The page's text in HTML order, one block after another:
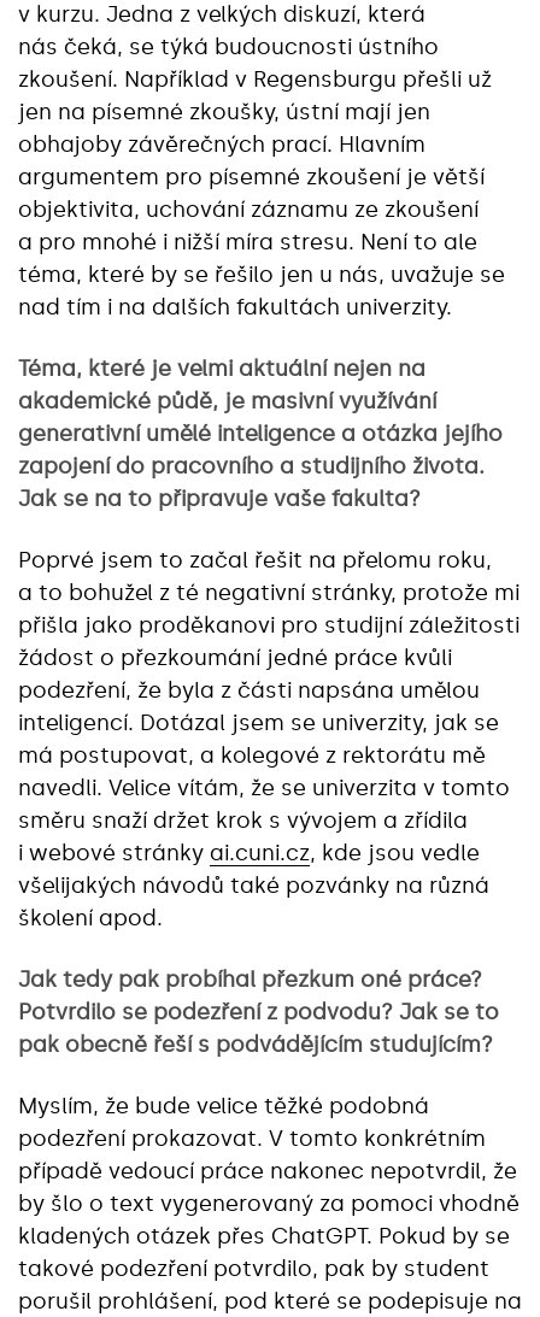
v kurzu. Jedna z velkých diskuzí, která
nás čeká, se týká budoucnosti ústního
zkoušení. Například v Regensburgu přešli už
jen na písemné zkoušky, ústní mají jen
obhajoby závěrečných prací. Hlavním
argumentem pro písemné zkoušení je větší
objektivita, uchování záznamu ze zkoušení
a pro mnohé i nižší míra stresu. Není to ale
téma, které by se řešilo jen u nás, uvažuje se
nad tím i na dalších fakultách univerzity.
Téma, které je velmi aktuální nejen na
akademické půdě, je masivní využívání
generativní umělé inteligence a otázka jejího
zapojení do pracovního a studijního života.
Jak se na to připravuje vaše fakulta?
Poprvé jsem to začal řešit na přelomu roku,
a to bohužel z té negativní stránky, protože mi
přišla jako proděkanovi pro studijní záležitosti
žádost o přezkoumání jedné práce kvůli
podezření, že byla z části napsána umělou
inteligencí. Dotázal jsem se univerzity, jak se
má postupovat, a kolegové z rektorátu mě
navedli. Velice vítám, že se univerzita v tomto
směru snaží držet krok s vývojem a zřídila
i webové stránky ai.cuni.cz, kde jsou vedle
všelijakých návodů také pozvánky na různá
školení apod.
Jak tedy pak probíhal přezkum oné práce?
Potvrdilo se podezření z podvodu? Jak se to
pak obecně řeší s podvádějícím studujícím?
Myslím, že bude velice těžké podobná
podezření prokazovat. V tomto konkrétním
případě vedoucí práce nakonec nepotvrdil, že
by šlo o text vygenerovaný za pomoci vhodně
kladených otázek přes ChatGPT. Pokud by se
takové podezření potvrdilo, pak by student
porušil prohlášení, pod které se podepisuje na